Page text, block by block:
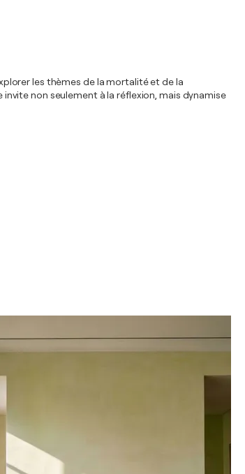
les thèmes de la mortalité et de la
non seulement à la réflexion, mais dynamise